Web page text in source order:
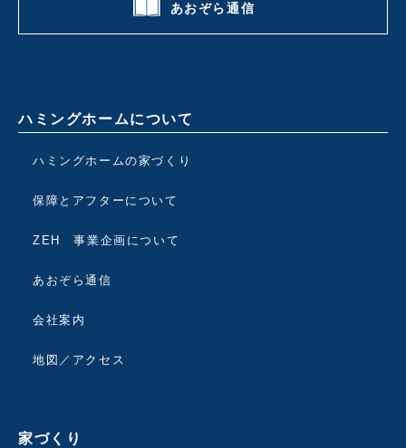
あおぞら通信
ハミングホームについて
ハミングホームの家づくり
保障とアフターについて
ZEH 事業企画について
あおぞら通信
会社案内
地図／アクセス
家づくり